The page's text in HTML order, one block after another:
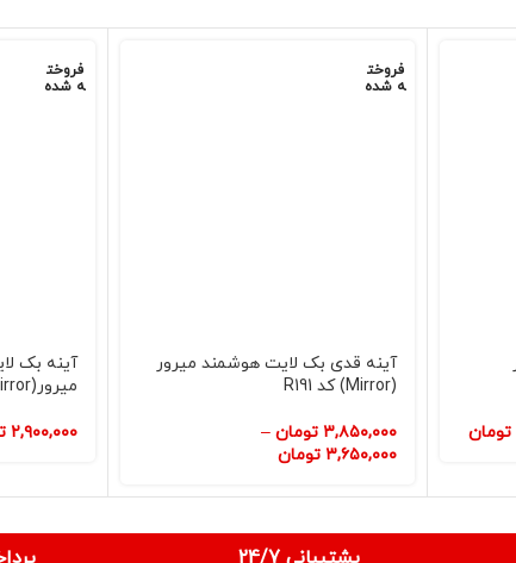
تومان
فروخت
ه شده
آینه قدی بک لایت هوشمند میرور
(Mirror) کد R191
۳,۸۵۰,۰۰۰ تومان –
۳,۶۵۰,۰۰۰ تومان
فروخت
ه شده
آینه بک
میرور(Mirror) کد S316
۲,۹۰۰,۰۰۰